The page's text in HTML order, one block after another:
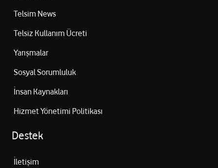
Telsim News
Telsiz Kullanım Ücreti
Yarışmalar
Sosyal Sorumluluk
İnsan Kaynakları
Hizmet Yönetimi Politikası
Destek
İletişim